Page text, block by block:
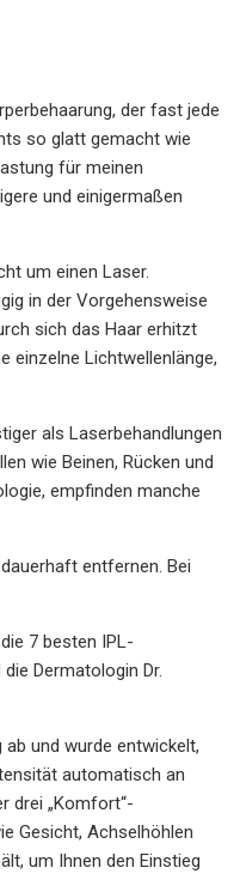
der fast jede
so glatt gemacht wie
für meinen
und einigermaßen
um einen Laser.
in der Vorgehensweise
sich das Haar erhitzt
einzelne Lichtwellenlänge,
als Laserbehandlungen
wie Beinen, Rücken und
empfinden manche
entfernen. Bei
7 besten IPL-
Dermatologin Dr.
und wurde entwickelt,
automatisch an
drei „Komfort“-
Gesicht, Achselhöhlen
um Ihnen den Einstieg